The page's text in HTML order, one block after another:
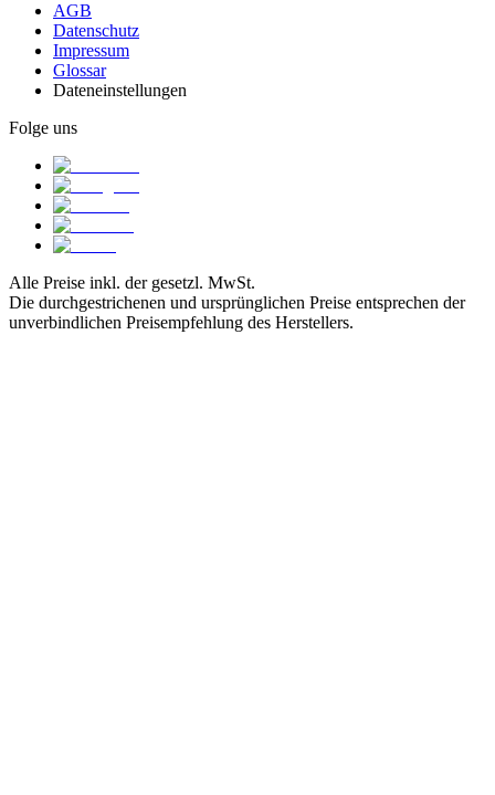
AGB
Datenschutz
Impressum
Glossar
Dateneinstellungen
Folge uns
Alle Preise inkl. der gesetzl. MwSt.
Die durchgestrichenen und ursprünglichen Preise entsprechen der
unverbindlichen Preisempfehlung des Herstellers.